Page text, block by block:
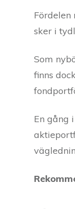
sker i
Som
finns
En gång